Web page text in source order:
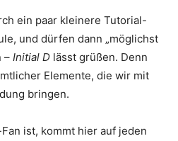
ein paar kleinere Tutorial-
und dürfen dann „möglichst
– Initial D lässt grüßen. Denn
Elemente, die wir mit
bringen.
ist, kommt hier auf jeden